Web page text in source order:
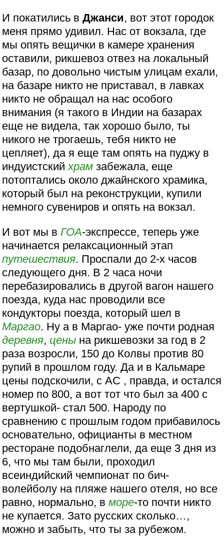
И покатились вДжанси, вот этот городок
меня прямо удивил. Нас от вокзала, где
мы опять вещички в камере хранения
оставили, рикшевоз отвез на локальный
базар, по довольно чистым улицам ехали,
на базаре никто не приставал, в лавках
никто не обращал на нас особого
внимания (я такого в Индии на базарах
еще не видела, так хорошо было, ты
никого не трогаешь, тебя никто не
цепляет), да я еще там опять на пуджу в
индуистскийхрам забежала, еще
потоптались около джайнского храмика,
который был на реконструкции, купили
немного сувениров и опять на вокзал.
И вот мы в ГОА-экспрессе, теперь уже
начинается релаксационный этап
путешествия. Проспали до 2-х часов
следующего дня. В 2 часа ночи
перебазировались в другой вагон нашего
поезда, куда нас проводили все
кондукторы поезда, который шел в
Маргао. Ну а в Маргао- уже почти родная
деревня, цены на рикшевозки за год в 2
раза возросли, 150 до Колвы против 80
рупий в прошлом году. Да и в Кальмаре
цены подскочили, с АС , правда, и остался
номер по 800, а вот тот что был за 400 с
вертушкой- стал 500. Народу по
сравнению с прошлым годом прибавилось
основательно, официанты в местном
ресторане подобнаглели, да еще 3 дня из
6, что мы там были, проходил
всеиндийский чемпионат по бич-
волейболу на пляже нашего отеля, но все
равно, нормально, вморе-то почти никто
не купается. Зато русских сколько…,
можно и забыть, что ты за рубежом.